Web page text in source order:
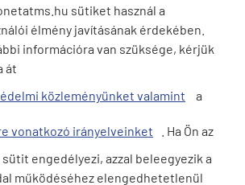
feltételei
sütiket használ a
élmény javításának érdekében.
információra van szüksége, kérjük
át
közleményünket valamint
a
vonatkozó irányelveinket
. Ha Ön az
sütit engedélyezi, azzal beleegyezik a
működéséhez elengedhetetlenül